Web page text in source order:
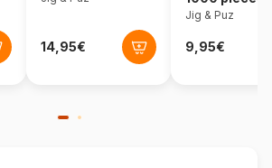
Jig & Puz